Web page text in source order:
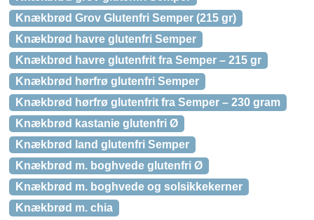
Knækbrød Grov Glutenfri Semper (215 gr)
Knækbrød havre glutenfri Semper
Knækbrød havre glutenfrit fra Semper – 215 gr
Knækbrød hørfrø glutenfri Semper
Knækbrød hørfrø glutenfrit fra Semper – 230 gram
Knækbrød kastanie glutenfri Ø
Knækbrød land glutenfri Semper
Knækbrød m. boghvede glutenfri Ø
Knækbrød m. boghvede og solsikkekerner
Knækbrød m. chia